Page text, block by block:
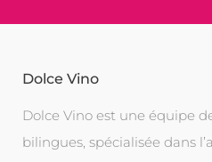
Dolce Vino
Dolce Vino est une équipe
bilingues, spécialisée dans